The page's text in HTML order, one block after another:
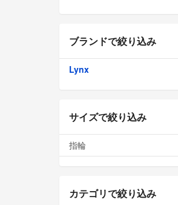
ブランドで絞り込み
Lynx
サイズで絞り込み
指輪
カテゴリで絞り込み